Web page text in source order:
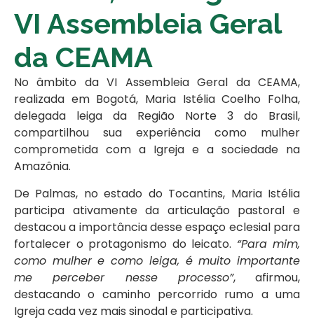
VI Assembleia Geral
da CEAMA
No âmbito da VI Assembleia Geral da CEAMA,
realizada em Bogotá, Maria Istélia Coelho Folha,
delegada leiga da Região Norte 3 do Brasil,
compartilhou sua experiência como mulher
comprometida com a Igreja e a sociedade na
Amazônia.
De Palmas, no estado do Tocantins, Maria Istélia
participa ativamente da articulação pastoral e
destacou a importância desse espaço eclesial para
fortalecer o protagonismo do leicato. “Para mim,
como mulher e como leiga, é muito importante
me perceber nesse processo”, afirmou,
destacando o caminho percorrido rumo a uma
Igreja cada vez mais sinodal e participativa.